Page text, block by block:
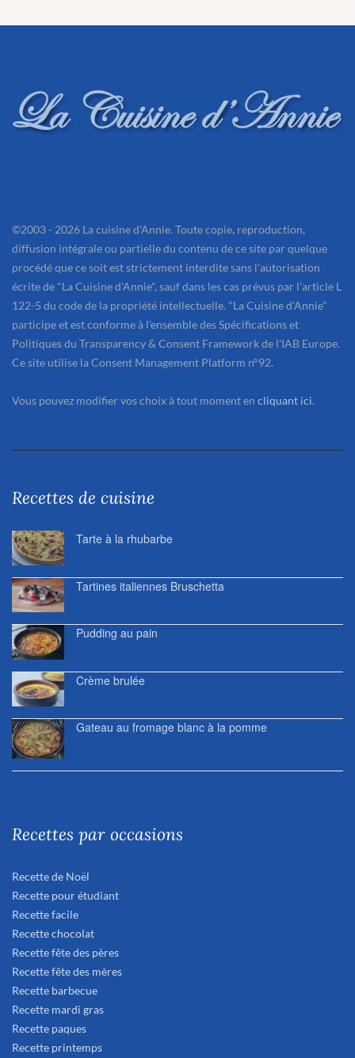
©2003 - 2026 La cuisine d'Annie. Toute copie, reproduction,
diffusion intégrale ou partielle du contenu de ce site par quelque
procédé que ce soit est strictement interdite sans l'autorisation
écrite de "La Cuisine d'Annie", sauf dans les cas prévus par l'article L
122-5 du code de la propriété intellectuelle. "La Cuisine d'Annie"
participe et est conforme à l'ensemble des Spécifications et
Politiques du Transparency & Consent Framework de l'IAB Europe.
Ce site utilise la Consent Management Platform n°92.
Vous pouvez modifier vos choix à tout moment en cliquant ici.
Recettes de cuisine
Tarte à la rhubarbe
Tartines italiennes Bruschetta
Pudding au pain
Crème brulée
Gateau au fromage blanc à la pomme
Recettes par occasions
Recette de Noël
Recette pour étudiant
Recette facile
Recette chocolat
Recette fête des pères
Recette fête des mères
Recette barbecue
Recette mardi gras
Recette paques
Recette printemps